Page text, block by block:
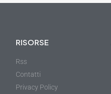
RISORSE
Rss
Contatti
Privacy Policy